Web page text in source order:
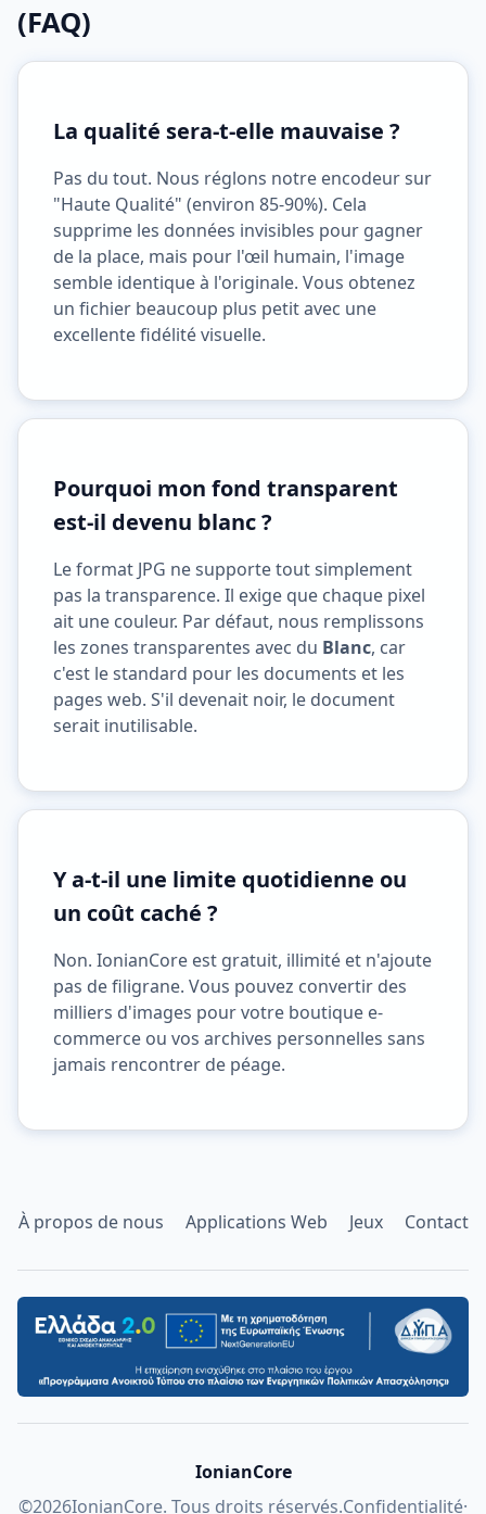
(FAQ)
La qualité sera-t-elle mauvaise ?
Pas du tout. Nous réglons notre encodeur sur
"Haute Qualité" (environ 85-90%). Cela
supprime les données invisibles pour gagner
de la place, mais pour l'œil humain, l'image
semble identique à l'originale. Vous obtenez
un fichier beaucoup plus petit avec une
excellente fidélité visuelle.
Pourquoi mon fond transparent
est-il devenu blanc ?
Le format JPG ne supporte tout simplement
pas la transparence. Il exige que chaque pixel
ait une couleur. Par défaut, nous remplissons
les zones transparentes avec du Blanc, car
c'est le standard pour les documents et les
pages web. S'il devenait noir, le document
serait inutilisable.
Y a-t-il une limite quotidienne ou
un coût caché ?
Non. IonianCore est gratuit, illimité et n'ajoute
pas de filigrane. Vous pouvez convertir des
milliers d'images pour votre boutique e-
commerce ou vos archives personnelles sans
jamais rencontrer de péage.
À propos de nous Applications Web Jeux Contact
IonianCore
©2026IonianCore. Tous droits réservés.Confidentialité·